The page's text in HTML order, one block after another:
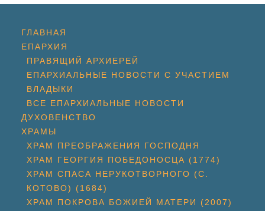
ГЛАВНАЯ
ЕПАРХИЯ
ПРАВЯЩИЙ АРХИЕРЕЙ
ЕПАРХИАЛЬНЫЕ НОВОСТИ С УЧАСТИЕМ
ВЛАДЫКИ
ВСЕ ЕПАРХИАЛЬНЫЕ НОВОСТИ
ДУХОВЕНСТВО
ХРАМЫ
ХРАМ ПРЕОБРАЖЕНИЯ ГОСПОДНЯ
ХРАМ ГЕОРГИЯ ПОБЕДОНОСЦА (1774)
ХРАМ СПАСА НЕРУКОТВОРНОГО (С.
КОТОВО) (1684)
ХРАМ ПОКРОВА БОЖИЕЙ МАТЕРИ (2007)